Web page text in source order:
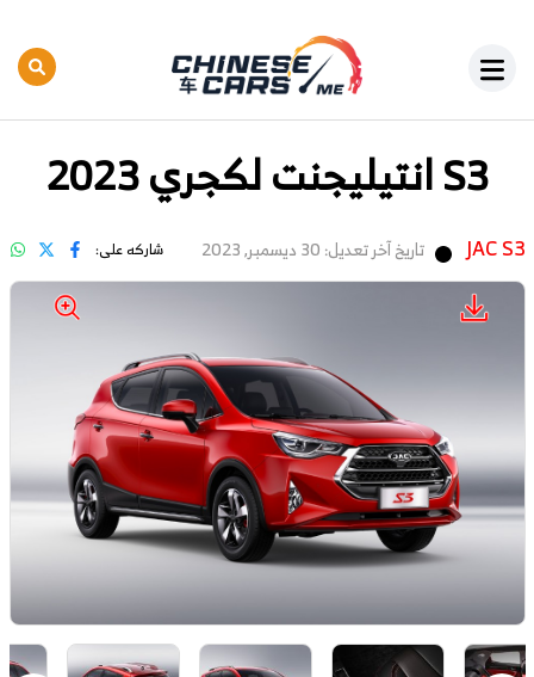
S3 انتيليجنت لكجري 2023
JAC S3 تاريخ آخر تعديل: 30 ديسمبر, 2023 شاركه على: